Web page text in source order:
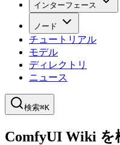
インターフェース
ノード
チュートリアル
モデル
ディレクトリ
ニュース
検索⌘K
ComfyUI Wiki を